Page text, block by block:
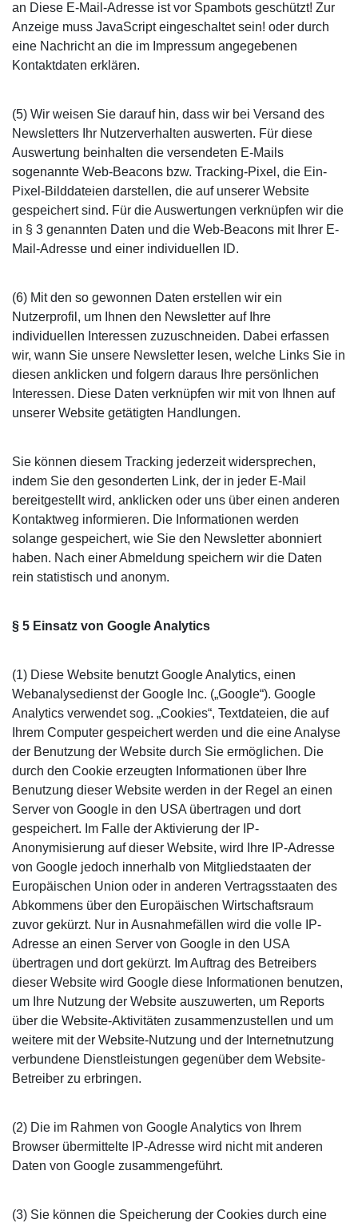
an Diese E-Mail-Adresse ist vor Spambots geschützt! Zur
Anzeige muss JavaScript eingeschaltet sein! oder durch
eine Nachricht an die im Impressum angegebenen
Kontaktdaten erklären.
(5) Wir weisen Sie darauf hin, dass wir bei Versand des
Newsletters Ihr Nutzerverhalten auswerten. Für diese
Auswertung beinhalten die versendeten E-Mails
sogenannte Web-Beacons bzw. Tracking-Pixel, die Ein-
Pixel-Bilddateien darstellen, die auf unserer Website
gespeichert sind. Für die Auswertungen verknüpfen wir die
in § 3 genannten Daten und die Web-Beacons mit Ihrer E-
Mail-Adresse und einer individuellen ID.
(6) Mit den so gewonnen Daten erstellen wir ein
Nutzerprofil, um Ihnen den Newsletter auf Ihre
individuellen Interessen zuzuschneiden. Dabei erfassen
wir, wann Sie unsere Newsletter lesen, welche Links Sie in
diesen anklicken und folgern daraus Ihre persönlichen
Interessen. Diese Daten verknüpfen wir mit von Ihnen auf
unserer Website getätigten Handlungen.
Sie können diesem Tracking jederzeit widersprechen,
indem Sie den gesonderten Link, der in jeder E-Mail
bereitgestellt wird, anklicken oder uns über einen anderen
Kontaktweg informieren. Die Informationen werden
solange gespeichert, wie Sie den Newsletter abonniert
haben. Nach einer Abmeldung speichern wir die Daten
rein statistisch und anonym.
§ 5 Einsatz von Google Analytics
(1) Diese Website benutzt Google Analytics, einen
Webanalysedienst der Google Inc. („Google“). Google
Analytics verwendet sog. „Cookies“, Textdateien, die auf
Ihrem Computer gespeichert werden und die eine Analyse
der Benutzung der Website durch Sie ermöglichen. Die
durch den Cookie erzeugten Informationen über Ihre
Benutzung dieser Website werden in der Regel an einen
Server von Google in den USA übertragen und dort
gespeichert. Im Falle der Aktivierung der IP-
Anonymisierung auf dieser Website, wird Ihre IP-Adresse
von Google jedoch innerhalb von Mitgliedstaaten der
Europäischen Union oder in anderen Vertragsstaaten des
Abkommens über den Europäischen Wirtschaftsraum
zuvor gekürzt. Nur in Ausnahmefällen wird die volle IP-
Adresse an einen Server von Google in den USA
übertragen und dort gekürzt. Im Auftrag des Betreibers
dieser Website wird Google diese Informationen benutzen,
um Ihre Nutzung der Website auszuwerten, um Reports
über die Website-Aktivitäten zusammenzustellen und um
weitere mit der Website-Nutzung und der Internetnutzung
verbundene Dienstleistungen gegenüber dem Website-
Betreiber zu erbringen.
(2) Die im Rahmen von Google Analytics von Ihrem
Browser übermittelte IP-Adresse wird nicht mit anderen
Daten von Google zusammengeführt.
(3) Sie können die Speicherung der Cookies durch eine